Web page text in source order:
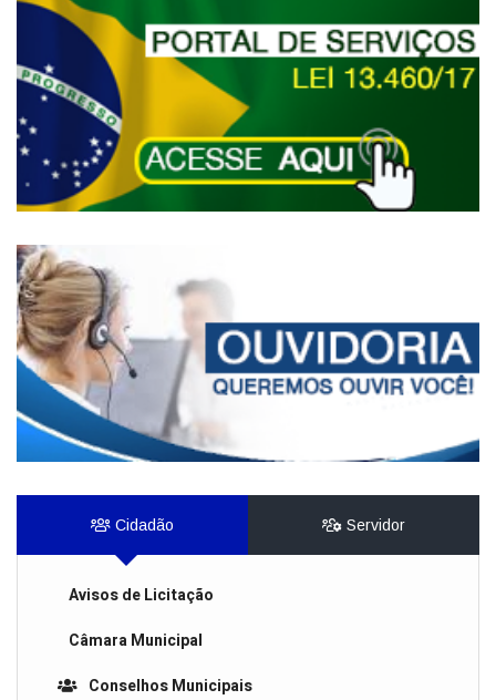
Cidadão Servidor
Avisos de Licitação
Câmara Municipal
Conselhos Municipais